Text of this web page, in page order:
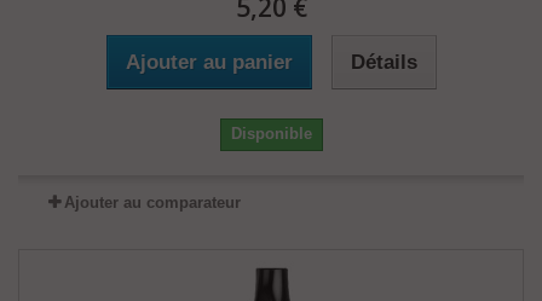
5,20 €
Ajouter au panier Détails
Disponible
Ajouter au comparateur